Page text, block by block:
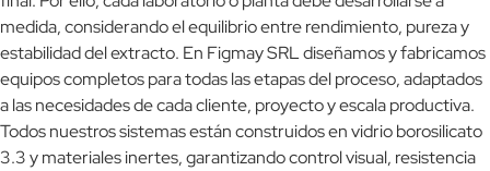
medida, considerando el equilibrio entre rendimiento, pureza y
estabilidad del extracto. En Figmay SRL diseñamos y fabricamos
equipos completos para todas las etapas del proceso, adaptados
a las necesidades de cada cliente, proyecto y escala productiva.
Todos nuestros sistemas están construidos en vidrio borosilicato
3.3 y materiales inertes, garantizando control visual, resistencia